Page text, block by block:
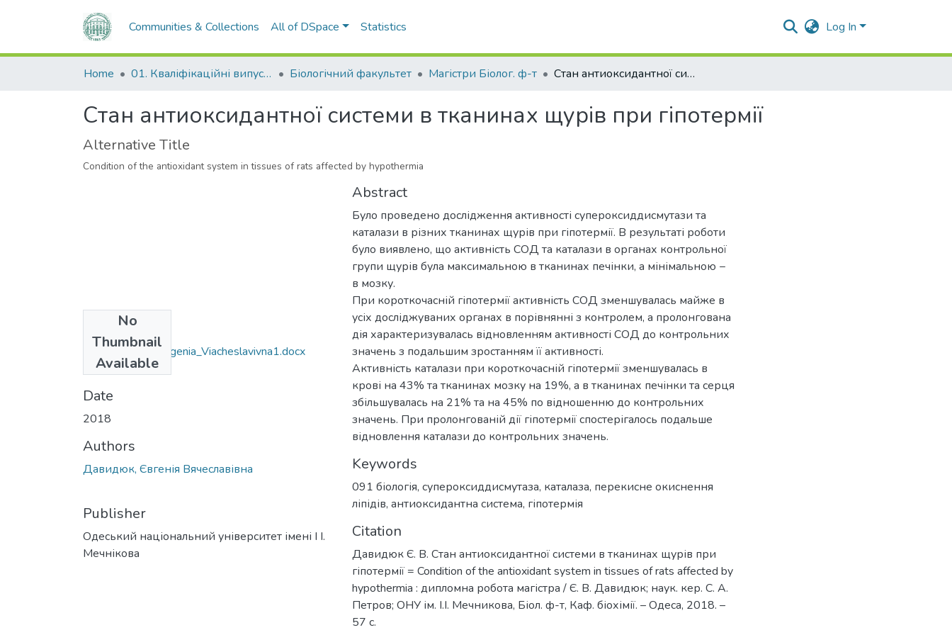
Communities & Collections All of DSpace Statistics Log In
Home 01. Кваліфікаційні випускні роботи здобувачів вищої освіти Біологічний факультет Магістри Біолог. ф-т Стан антиоксидантної системи в тканинах щурів при гіпотермії
Стан антиоксидантної системи в тканинах щурів при гіпотермії
Alternative Title
Condition of the antioxidant system in tissues of rats affected by hypothermia
No
Thumbnail
Available
091_Davidiuk_Evgenia_Viacheslavivna1.docx
(40.84 KB)
Date
2018
Authors
Давидюк, Євгенія Вячеславівна
Publisher
Одеський національний університет імені І І.
Мечнікова
Abstract
Було проведено дослідження активності супероксиддисмутази та
каталази в різних тканинах щурів при гіпотермії. В результаті роботи
було виявлено, що активність СОД та каталази в органах контрольної
групи щурів була максимальною в тканинах печінки, а мінімальною −
в мозку.
При короткочасній гіпотермії активність СОД зменшувалась майже в
усіх досліджуваних органах в порівнянні з контролем, а пролонгована
дія характеризувалась відновленням активності СОД до контрольних
значень з подальшим зростанням її активності.
Активність каталази при короткочасній гіпотермії зменшувалась в
крові на 43% та тканинах мозку на 19%, а в тканинах печінки та серця
збільшувалась на 21% та на 45% по відношенню до контрольних
значень. При пролонгованій дії гіпотермії спостерігалось подальше
відновлення каталази до контрольних значень.
Keywords
091 біологія, супероксиддисмутаза, каталаза, перекисне окиснення
ліпідів, антиоксидантна система, гіпотермія
Citation
Давидюк Є. В. Стан антиоксидантної системи в тканинах щурів при
гіпотермії = Condition of the antioxidant system in tissues of rats affected by
hypothermia : дипломна робота магістра / Є. В. Давидюк; наук. кер. С. А.
Петров; ОНУ ім. І.І. Мечникова, Біол. ф-т, Каф. біохімії. – Одеса, 2018. –
57 с.